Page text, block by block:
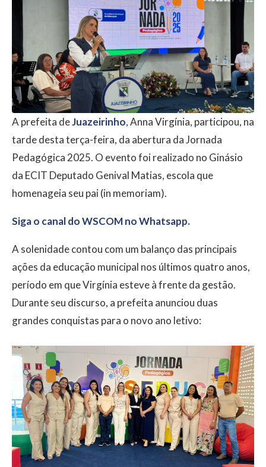
A prefeita deJuazeirinho, Anna Virgínia, participou, na
tarde desta terça-feira, da abertura da Jornada
Pedagógica 2025. O evento foi realizado no Ginásio
da ECIT Deputado Genival Matias, escola que
homenageia seu pai (in memoriam).
Siga o canal do WSCOM no Whatsapp.
A solenidade contou com um balanço das principais
ações da educação municipal nos últimos quatro anos,
período em que Virgínia esteve à frente da gestão.
Durante seu discurso, a prefeita anunciou duas
grandes conquistas para o novo ano letivo: